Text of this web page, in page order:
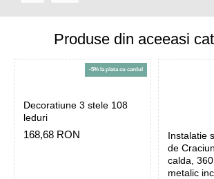
Produse din aceeasi
-5% la plata cu cardul
Decoratiune 3 stele 108
leduri
168,68 RON
Instalatie
de
calda,
metalic